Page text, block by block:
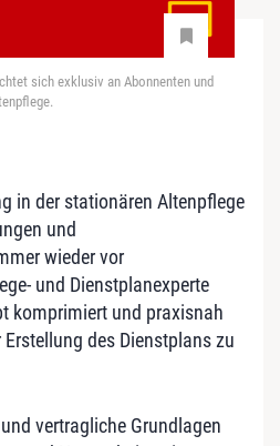
sich exklusiv an Abonnenten und
in der stationären Altenpflege
und
wieder vor
und Dienstplanexperte
komprimiert und praxisnah
des Dienstplans zu
vertragliche Grundlagen